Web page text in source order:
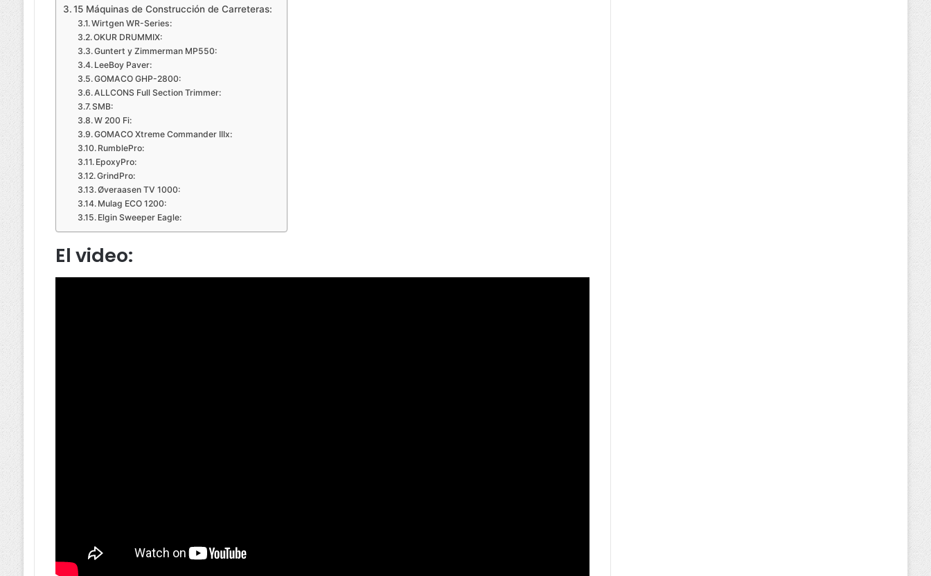
15 Máquinas de Construcción de Carreteras:
Wirtgen WR-Series:
OKUR DRUMMIX:
Guntert y Zimmerman MP550:
LeeBoy Paver:
GOMACO GHP-2800:
ALLCONS Full Section Trimmer:
SMB:
W 200 Fi:
GOMACO Xtreme Commander IIIx:
RumblePro:
EpoxyPro:
GrindPro:
Øveraasen TV 1000:
Mulag ECO 1200:
Elgin Sweeper Eagle:
El video: